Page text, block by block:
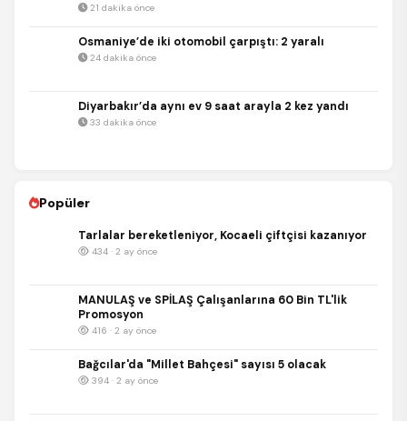
21 dakika önce
Osmaniye’de iki otomobil çarpıştı: 2 yaralı
24 dakika önce
Diyarbakır’da aynı ev 9 saat arayla 2 kez yandı
33 dakika önce
Popüler
Tarlalar bereketleniyor, Kocaeli çiftçisi kazanıyor
434 · 2 ay önce
MANULAŞ ve SPİLAŞ Çalışanlarına 60 Bin TL'lik
Promosyon
416 · 2 ay önce
Bağcılar'da "Millet Bahçesi" sayısı 5 olacak
394 · 2 ay önce